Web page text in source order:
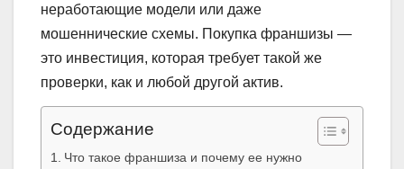
неработающие модели или даже
мошеннические схемы. Покупка франшизы —
это инвестиция, которая требует такой же
проверки, как и любой другой актив.
Содержание
Что такое франшиза и почему ее нужно